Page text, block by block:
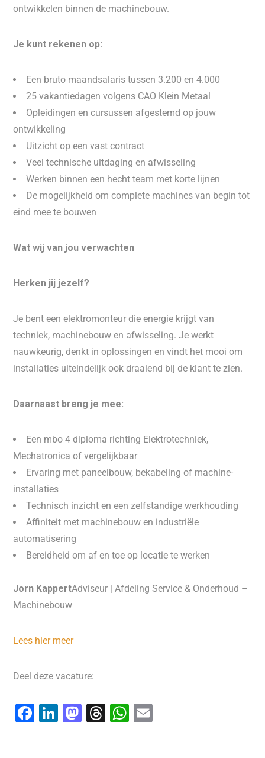
ontwikkelen binnen de machinebouw.
Je kunt rekenen op:
Een bruto maandsalaris tussen 3.200 en 4.000
25 vakantiedagen volgens CAO Klein Metaal
Opleidingen en cursussen afgestemd op jouw
ontwikkeling
Uitzicht op een vast contract
Veel technische uitdaging en afwisseling
Werken binnen een hecht team met korte lijnen
De mogelijkheid om complete machines van begin tot
eind mee te bouwen
Wat wij van jou verwachten
Herken jij jezelf?
Je bent een elektromonteur die energie krijgt van
techniek, machinebouw en afwisseling. Je werkt
nauwkeurig, denkt in oplossingen en vindt het mooi om
installaties uiteindelijk ook draaiend bij de klant te zien.
Daarnaast breng je mee:
Een mbo 4 diploma richting Elektrotechniek,
Mechatronica of vergelijkbaar
Ervaring met paneelbouw, bekabeling of machine-
installaties
Technisch inzicht en een zelfstandige werkhouding
Affiniteit met machinebouw en industriële
automatisering
Bereidheid om af en toe op locatie te werken
Jorn KappertAdviseur | Afdeling Service & Onderhoud –
Machinebouw
Lees hier meer
Deel deze vacature:
F
Li M T
W